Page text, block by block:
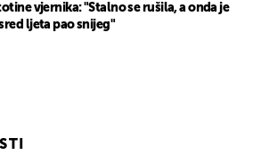
vjernika: "Stalno se rušila, a onda je
ljeta pao snijeg"